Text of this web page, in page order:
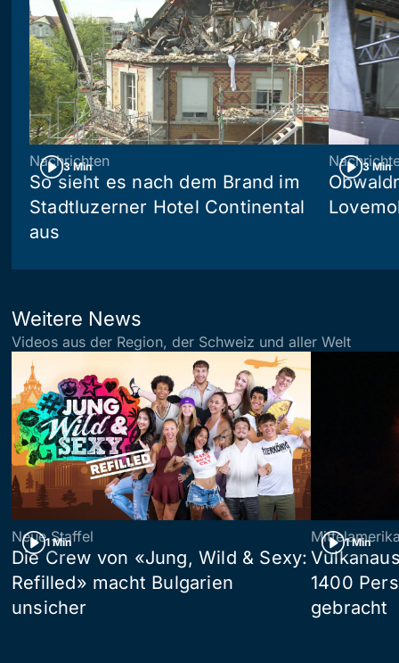
3 Min
Nachrichten
So sieht es nach dem Brand im
Stadtluzerner Hotel Continental
aus
3 Min
Weitere News
Videos aus der Region, der Schweiz und aller Welt
1 Min
Neue Staffel
Die Crew von «Jung, Wild & Sexy:
Refilled» macht Bulgarien
unsicher
1 Min
1400
gebracht